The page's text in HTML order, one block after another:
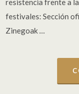
resistencia frente a
festivales: Sección
Zinegoak …